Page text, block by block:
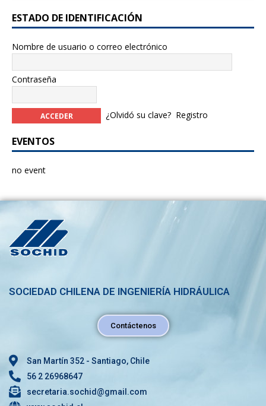
ESTADO DE IDENTIFICACIÓN
Nombre de usuario o correo electrónico
Contraseña
¿Olvidó su clave? Registro
EVENTOS
no event
SOCIEDAD CHILENA DE INGENIERÍA HIDRÁULICA
Contáctenos
San Martín 352 - Santiago, Chile
56 2 26968647
secretaria.sochid@gmail.com